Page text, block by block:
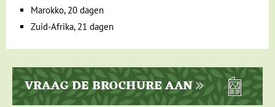
Marokko, 20 dagen
Zuid-Afrika, 21 dagen
VRAAG DE BROCHURE AAN